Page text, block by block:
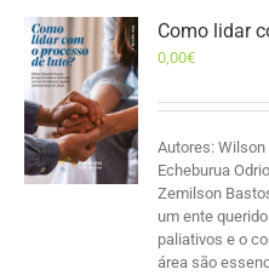
Como lidar
0,00€
Autores:
Echeburua
Zemilson
um ente
paliativos e o
área são